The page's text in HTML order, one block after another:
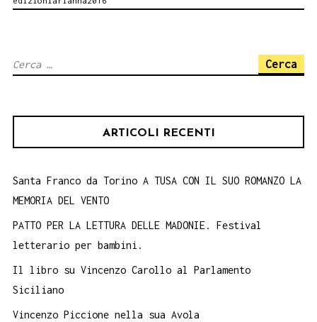
MARCELLA
ALLA
Ricerca
ARTICOLI RECENTI
Santa Franco da Torino A TUSA CON IL SUO ROMANZO LA
MEMORIA DEL VENTO
PATTO PER LA LETTURA DELLE MADONIE. Festival
letterario per bambini.
Il libro su Vincenzo Carollo al Parlamento
Siciliano
Vincenzo Piccione nella sua Avola